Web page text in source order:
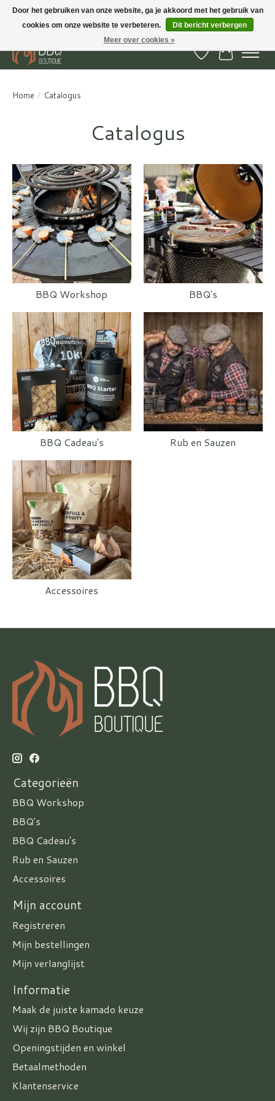
BBQ Boutique - Gratis verzenden en afhalen in Hedel en Kesteren
Verlanglijst
Home / Catalogus
Catalogus
BBQ Workshop BBQ's
BBQ Cadeau's Rub en Sauzen
Accessoires
Categorieën
BBQ Workshop
BBQ's
BBQ Cadeau's
Rub en Sauzen
Accessoires
Mijn account
Registreren
Mijn bestellingen
Mijn verlanglijst
Informatie
Maak de juiste kamado keuze
Wij zijn BBQ Boutique
Openingstijden en winkel
Betaalmethoden
Klantenservice
Door het gebruiken van onze website, ga je akkoord met het gebruik van
cookies om onze website te verbeteren.
Dit bericht verbergen
Meer over cookies »